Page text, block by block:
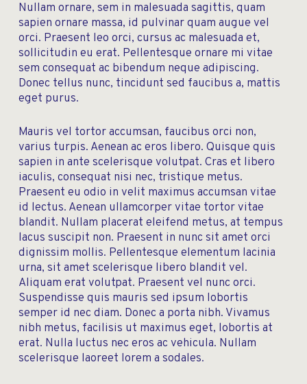
Nullam ornare, sem in malesuada sagittis, quam
sapien ornare massa, id pulvinar quam augue vel
orci. Praesent leo orci, cursus ac malesuada et,
sollicitudin eu erat. Pellentesque ornare mi vitae
sem consequat ac bibendum neque adipiscing.
Donec tellus nunc, tincidunt sed faucibus a, mattis
eget purus.
Mauris vel tortor accumsan, faucibus orci non,
varius turpis. Aenean ac eros libero. Quisque quis
sapien in ante scelerisque volutpat. Cras et libero
iaculis, consequat nisi nec, tristique metus.
Praesent eu odio in velit maximus accumsan vitae
id lectus. Aenean ullamcorper vitae tortor vitae
blandit. Nullam placerat eleifend metus, at tempus
lacus suscipit non. Praesent in nunc sit amet orci
dignissim mollis. Pellentesque elementum lacinia
urna, sit amet scelerisque libero blandit vel.
Aliquam erat volutpat. Praesent vel nunc orci.
Suspendisse quis mauris sed ipsum lobortis
semper id nec diam. Donec a porta nibh. Vivamus
nibh metus, facilisis ut maximus eget, lobortis at
erat. Nulla luctus nec eros ac vehicula. Nullam
scelerisque laoreet lorem a sodales.